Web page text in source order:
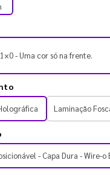
1×0 - Uma cor só na frente.
Laminação
- Capa Dura - Wire-o